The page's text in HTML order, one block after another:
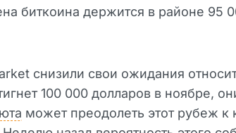
биткоина держится в районе 95
снизили свои ожидания
100 000 долларов в ноябре,
может преодолеть этот рубеж к